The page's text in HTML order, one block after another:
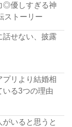
優しすぎる神
ストーリー
話せない、披露
プリより結婚相
いる3つの理由
がいると思うと